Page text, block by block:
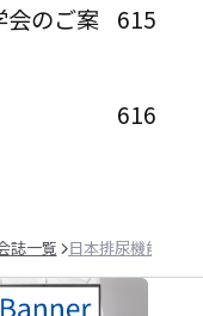
会のご案 615
616
誌一覧 日本排尿機能学会